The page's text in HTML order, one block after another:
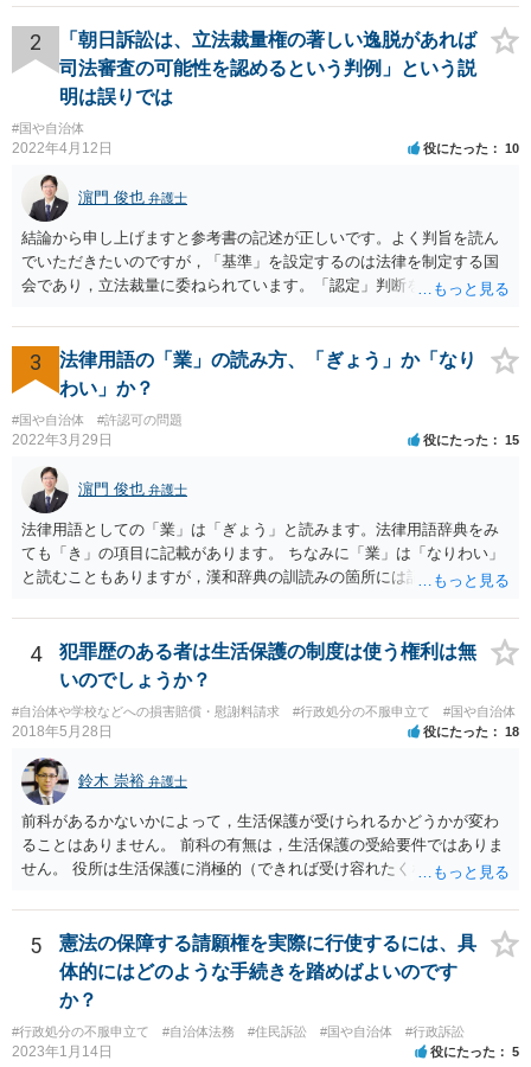
いいと思います。 ＞示談と刑事の両方を相談できる弁護士の先生をさ
がしております。 ネットでさがすとあまりの多さに戸惑っておりま
す。 どの方にお願いしても同じなのでしょうか。 話してみた感じや説
明など、いろいろ考慮して判断することになります。 書類が届いたば
かりで不安でしょうから、どこかしら相談に行ってみると良いと思い
ます。 複数の弁護士に相談されて決められるケースもありますし、は
じめに相談したところで依頼しなければならないわけではありませ
ん。
2
「朝日訴訟は、立法裁量権の著しい逸脱があれば
司法審査の可能性を認めるという判例」という説
明は誤りでは
#国や自治体
2022年4月12日 役にたった 10
濵門 俊也 弁護士
結論から申し上げますと参考書の記述が正しいです。よく判旨を読ん
でいただきたいのですが，「基準」を設定するのは法律を制定する国
会であり，立法裁量に委ねられています。「認定」判断をするのが行
て著しく低い基準を設定する」おそれのある主体は国会です。ですの
で，後の「裁量権」の主体も国会となります。
3
法律用語の「業」の読み方、「ぎょう」か「なり
わい」か？
#国や自治体 #許認可の問題
2022年3月29日 役にたった 15
濵門 俊也 弁護士
法律用語としての「業」は「ぎょう」と読みます。法律用語辞典をみ
ても「き」の項目に記載があります。 ちなみに「業」は「なりわい」
と読むこともありますが，漢和辞典の訓読みの箇所には記載がないで
4
犯罪歴のある者は生活保護の制度は使う権利は無
いのでしょうか？
#自治体や学校などへの損害賠償・慰謝料請求 #行政処分の不服申立て #国や自治体
2018年5月28日 役にたった 18
鈴木 崇裕 弁護士
前科があるかないかによって，生活保護が受けられるかどうかが変わ
ることはありません。 前科の有無は，生活保護の受給要件ではありま
せん。 役所は生活保護に消極的（できれば受け容れたくない）な姿勢
と説明しましょう。
5
憲法の保障する請願権を実際に行使するには、具
体的にはどのような手続きを踏めばよいのです
か？
#行政処分の不服申立て #自治体法務 #住民訴訟 #国や自治体 #行政訴訟
2023年1月14日 役にたった 5